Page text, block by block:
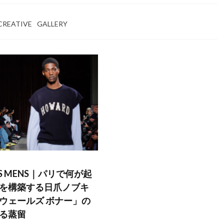
GALLERY
MENS｜パリで何が起
構築する日爪ノブキ
ェールズ ボナー」の
蒸留